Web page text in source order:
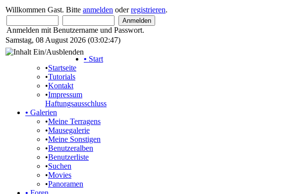
Willkommen Gast. Bitte anmelden oderregistrieren.
Anmelden mit Benutzername und Passwort.
Samstag, 08 August 2026 (03:02:47)
• Start
•Startseite
•Tutorials
•Kontakt
•Impressum
Haftungsausschluss
• Galerien
•Meine Terragens
•Mausegalerie
•Meine Sonstigen
•Benutzeralben
•Benutzerliste
•Suchen
•Movies
•Panoramen